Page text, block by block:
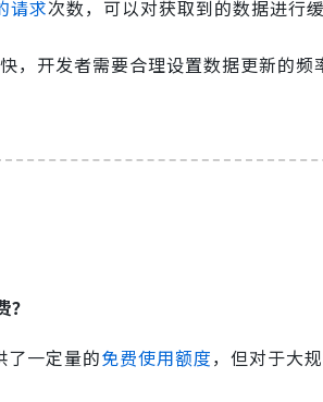
请求次数，可以对获取到的数据进行
，开发者需要合理设置数据更新的频
了一定量的免费使用额度，但对于大